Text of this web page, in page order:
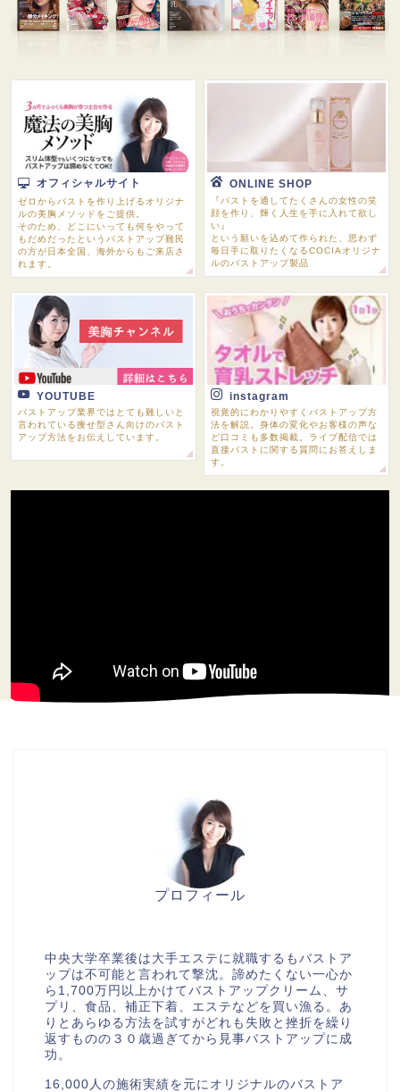
オフィシャルサイト
ゼロからバストを作り上げるオリジナ
ルの美胸メソッドをご提供。
そのため、どこにいっても何をやって
もだめだったというバストアップ難民
の方が日本全国、海外からもご来店さ
れます。
ONLINE SHOP
『バストを通してたくさんの女性の笑
顔を作り、輝く人生を手に入れて欲し
い』
という願いを込めて作られた、思わず
毎日手に取りたくなるCOCIAオリジナ
ルのバストアップ製品
YOUTUBE
バストアップ業界ではとても難しいと
言われている痩せ型さん向けのバスト
アップ方法をお伝えしています。
instagram
視覚的にわかりやすくバストアップ方
法を解説。身体の変化やお客様の声な
ど口コミも多数掲載。ライブ配信では
直接バストに関する質問にお答えしま
す。
プロフィール
中央大学卒業後は大手エステに就職するもバストア
ップは不可能と言われて撃沈。諦めたくない一心か
ら1,700万円以上かけてバストアップクリーム、サ
プリ、食品、補正下着、エステなどを買い漁る。あ
りとあらゆる方法を試すがどれも失敗と挫折を繰り
返すものの３０歳過ぎてから見事バストアップに成
功。
16,000人の施術実績を元にオリジナルのバストア